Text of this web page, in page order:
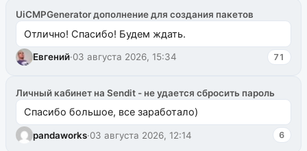
UiCMPGenerator дополнение для создания пакетов
Отлично! Спасибо! Будем ждать.
Евгений·03 августа 2026, 15:34 71
Личный кабинет на Sendit - не удается сбросить пароль
Спасибо большое, все заработало)
pandaworks·03 августа 2026, 12:14 6